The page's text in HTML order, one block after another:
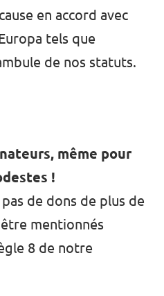
en accord avec
tels que
de nos statuts.
même pour
!
de dons de plus de
mentionnés
8 de notre